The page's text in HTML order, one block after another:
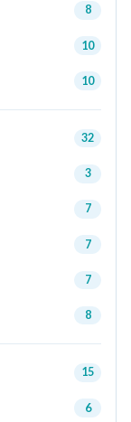
8
10
10
32
3
7
7
7
8
15
6